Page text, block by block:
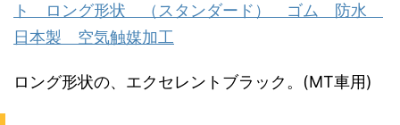
ト ロング形状 （スタンダード） ゴム 防水
日本製 空気触媒加工
ロング形状の、エクセレントブラック。(MT車用)